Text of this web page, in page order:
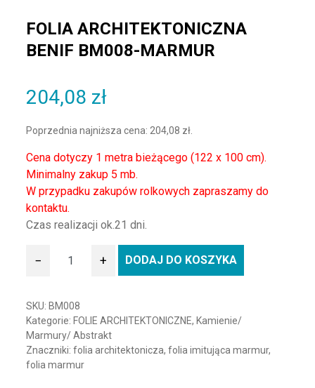
FOLIA ARCHITEKTONICZNA
BENIF BM008-MARMUR
204,08 zł
Poprzednia najniższa cena: 204,08 zł
Cena dotyczy 1 metra bieżącego (122 x 100 cm).
Minimalny zakup 5 mb.
W przypadku zakupów rolkowych zapraszamy do
kontaktu.
Czas realizacji ok.21 dni.
ilość Folia architektoniczna BENIF BM008-Marmur
− + DODAJ DO KOSZYKA
SKU: BM008
Kategorie: FOLIE ARCHITEKTONICZNE, Kamienie/
Marmury/ Abstrakt
Znaczniki:folia architektonicza,folia imitująca marmur,
folia marmur